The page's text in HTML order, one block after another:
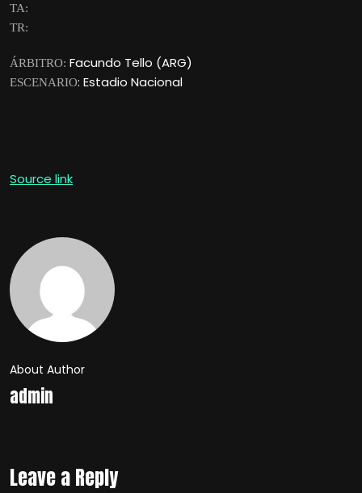
TA:
TR:
ÁRBITRO: Facundo Tello (ARG)
ESCENARIO: Estadio Nacional
Source link
About Author
admin
Leave a Reply